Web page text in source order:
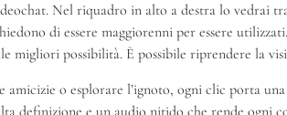
Nel riquadro in alto a destra lo vedrai
di essere maggiorenni per essere
migliori possibilità. È possibile riprendere la
o esplorare l’ignoto, ogni clic porta
definizione e un audio nitido che rende ogni